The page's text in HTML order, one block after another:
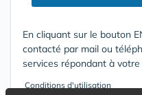
En cliquant sur le bouton
contacté par mail ou
services répondant à
Conditions d'utilisation